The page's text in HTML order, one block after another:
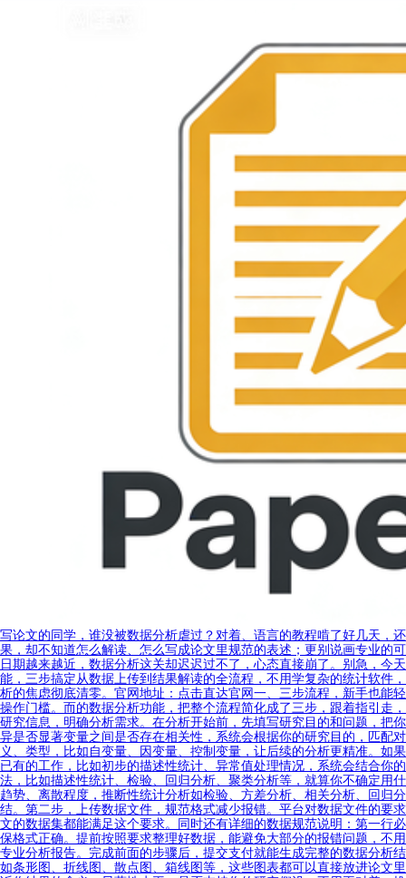
写论文的同学，谁没被数据分析虐过？对着、语言的教程啃了好几天，
果，却不知道怎么解读、怎么写成论文里规范的表述；更别说画专业的
日期越来越近，数据分析这关却迟迟过不了，心态直接崩了。别急，今
能，三步搞定从数据上传到结果解读的全流程，不用学复杂的统计软件
析的焦虑彻底清零。官网地址：点击直达官网一、三步流程，新手也能
操作门槛。而的数据分析功能，把整个流程简化成了三步，跟着指引走
研究信息，明确分析需求。在分析开始前，先填写研究目的和问题，把
异是否显著变量之间是否存在相关性，系统会根据你的研究目的，匹配
义、类型，比如自变量、因变量、控制变量，让后续的分析更精准。如
已有的工作，比如初步的描述性统计、异常值处理情况，系统会结合你
法，比如描述性统计、检验、回归分析、聚类分析等，就算你不确定用
趋势、离散程度，推断性统计分析如检验、方差分析、相关分析、回归
结。第二步，上传数据文件，规范格式减少报错。平台对数据文件的要
文的数据集都能满足这个要求。同时还有详细的数据规范说明：第一行
保格式正确。提前按照要求整理好数据，能避免大部分的报错问题，不
专业分析报告。完成前面的步骤后，提交支付就能生成完整的数据分析
如条形图、折线图、散点图、箱线图等，这些图表都可以直接放进论文